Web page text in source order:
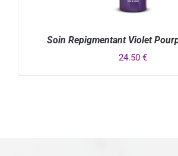
Soin Repigmentant Violet
24.50 €